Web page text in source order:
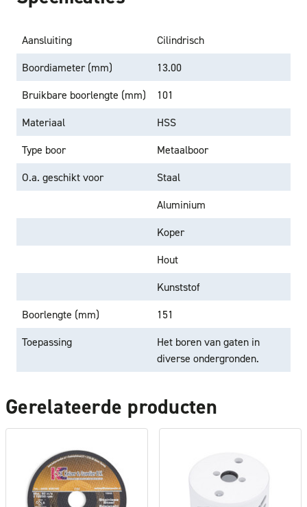
Aansluiting
Cilindrisch
Boordiameter (mm)
13.00
Bruikbare boorlengte (mm)
101
Materiaal
HSS
Type boor
Metaalboor
O.a. geschikt voor
Staal
Aluminium
Koper
Hout
Kunststof
Boorlengte (mm)
151
Toepassing
Het boren van gaten in
diverse ondergronden.
Gerelateerde producten